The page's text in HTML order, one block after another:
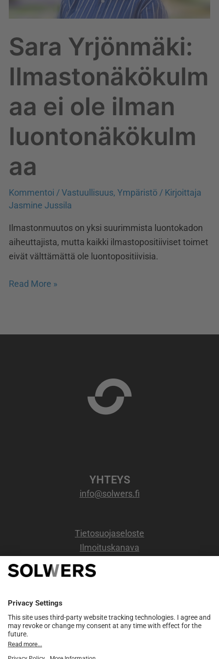
Sara Yrjönmäki:
Ilmastonäkökulm
aa ei ole ilman
luontonäkökulm
aa
Kommentoi /Vastuullisuus, Ympäristö / Kirjoittaja
Jasmine Jussila
Ilmastonmuutos on yksi suurimmista luontokadon
aiheuttajista, mutta kaikki ilmastopositiiviset toimet
eivät välttämättä ole luontopositiivisia.
Read More »
YHTEYS
info@solwers.fi
Tietosuojaseloste
Ilmoituskanava
2 kerros.
02200 Espoo